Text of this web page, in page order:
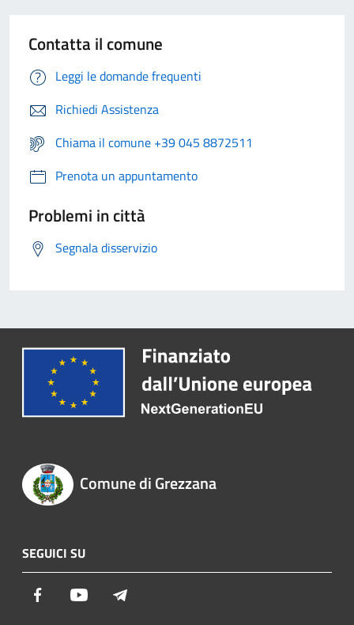
Contatta il comune
Leggi le domande frequenti
Richiedi Assistenza
Chiama il comune +39 045 8872511
Prenota un appuntamento
Problemi in città
Segnala disservizio
Comune di Grezzana
SEGUICI SU
Facebook Youtube